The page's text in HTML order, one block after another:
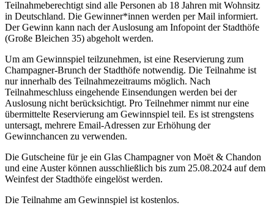
Teilnahmeberechtigt sind alle Personen ab 18 Jahren mit Wohnsitz
in Deutschland. Die Gewinner*innen werden per Mail informiert.
Der Gewinn kann nach der Auslosung am Infopoint der Stadthöfe
(Große Bleichen 35) abgeholt werden.
Um am Gewinnspiel teilzunehmen, ist eine Reservierung zum
Champagner-Brunch der Stadthöfe notwendig. Die Teilnahme ist
nur innerhalb des Teilnahmezeitraums möglich. Nach
Teilnahmeschluss eingehende Einsendungen werden bei der
Auslosung nicht berücksichtigt. Pro Teilnehmer nimmt nur eine
übermittelte Reservierung am Gewinnspiel teil. Es ist strengstens
untersagt, mehrere Email-Adressen zur Erhöhung der
Gewinnchancen zu verwenden.
Die Gutscheine für je ein Glas Champagner von Moët & Chandon
und eine Auster können ausschließlich bis zum 25.08.2024 auf dem
Weinfest der Stadthöfe eingelöst werden.
Die Teilnahme am Gewinnspiel ist kostenlos.